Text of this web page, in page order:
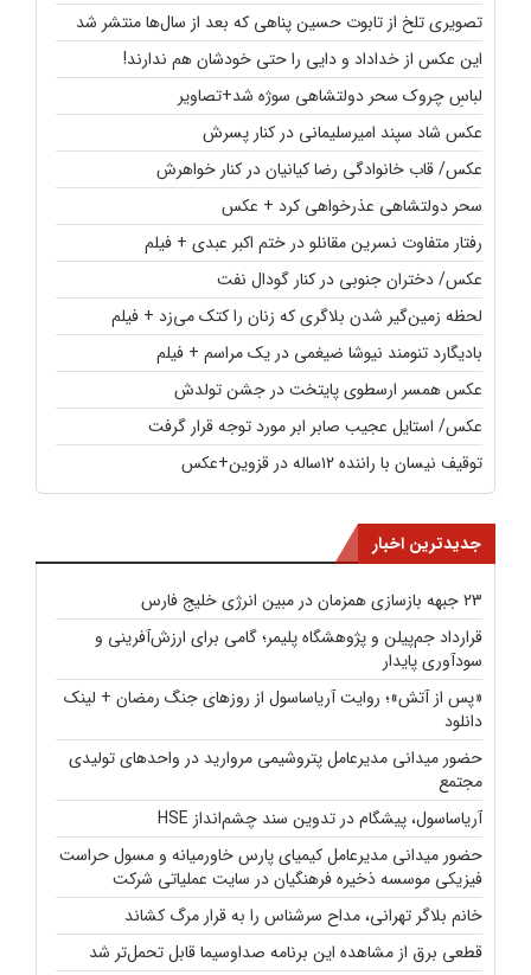
تصویری تلخ از تابوت حسین پناهی که بعد از سال‌ها منتشر شد
این عکس از خداداد و دایی را حتی خودشان هم ندارند!
لباسِ چروک سحر دولتشاهی سوژه شد+تصاویر
عکس شاد سپند امیرسلیمانی در کنار پسرش
عکس/ قاب خانوادگی رضا کیانیان در کنار خواهرش
سحر دولتشاهی عذرخواهی کرد + عکس
رفتار متفاوت نسرین مقانلو در ختم اکبر عبدی + فیلم
عکس/ دختران جنوبی در کنار گودال نفت
لحظه زمین‌گیر شدن بلاگری که زنان را کتک می‌زد + فیلم
بادیگارد تنومند نیوشا ضیغمی در یک مراسم + فیلم
عکس همسر ارسطوی پایتخت در جشن تولدش
عکس/ استایل عجیب صابر ابر مورد توجه قرار گرفت
توقیف نیسان با راننده ۱۲ساله در قزوین+عکس
جدیدترین اخبار
23 جبهه بازسازی همزمان در مبین انرژی خلیج فارس
قرارداد جم‌پیلن و پژوهشگاه پلیمر؛ گامی برای ارزش‌آفرینی و
سودآوری پایدار
«پس از آتش»؛ روایت آریاساسول از روزهای جنگ رمضان + لینک
دانلود
حضور میدانی مدیرعامل پتروشیمی مروارید در واحدهای تولیدی
مجتمع
آریاساسول، پیشگام در تدوین سند چشم‌انداز HSE
حضور میدانی مدیرعامل کیمیای پارس خاورمیانه و مسول حراست
فیزیکی موسسه ذخیره فرهنگیان در سایت عملیاتی شرکت
خانم بلاگر تهرانی، مداح سرشناس را به قرار مرگ کشاند
قطعی برق از مشاهده این برنامه صداوسیما قابل تحمل‌تر شد